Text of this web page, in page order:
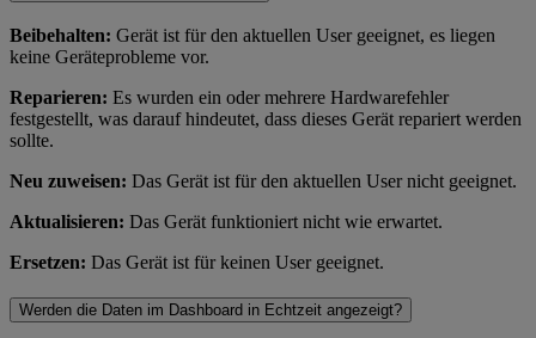
Beibehalten: Gerät ist für den aktuellen User geeignet, es liegen
keine Geräteprobleme vor.
Reparieren: Es wurden ein oder mehrere Hardwarefehler
festgestellt, was darauf hindeutet, dass dieses Gerät repariert werden
sollte.
Neu zuweisen: Das Gerät ist für den aktuellen User nicht geeignet.
Aktualisieren: Das Gerät funktioniert nicht wie erwartet.
Ersetzen: Das Gerät ist für keinen User geeignet.
Werden die Daten im Dashboard in Echtzeit angezeigt?